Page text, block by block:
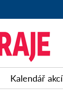
Kalendář akcí